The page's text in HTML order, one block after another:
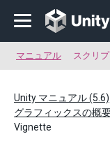
マニュアル スクリ
Unity マニュアル (5.6)
グラフィックスの概
Vignette